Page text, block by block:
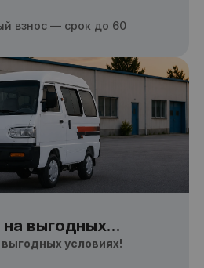
взнос — срок до 60
на выгодных
условиях!